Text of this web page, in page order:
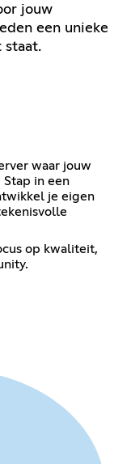
jouw
een unieke
staat.
waar jouw
Stap in een
je eigen
op kwaliteit,